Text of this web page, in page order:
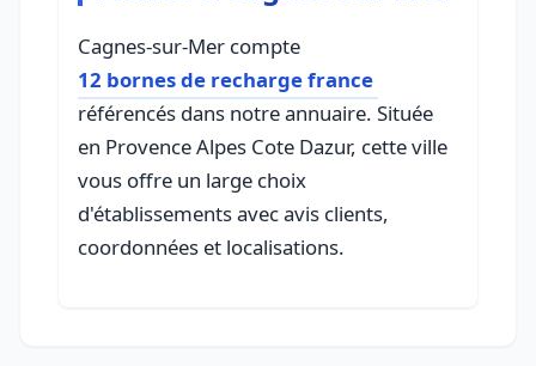
Cagnes-sur-Mer compte
12 bornes de recharge france
référencés dans notre annuaire. Située
en Provence Alpes Cote Dazur, cette ville
vous offre un large choix
d'établissements avec avis clients,
coordonnées et localisations.